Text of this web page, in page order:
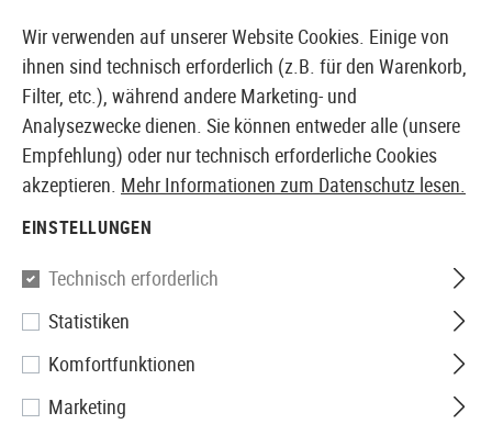
EUROPÄISCHER AIRSOFT SHOP & GROßHÄNDLER
Aim-O
8-32x50E-SF Sniper Rifle
Scope
Wir verwenden auf unserer Website Cookies. Einige von
ihnen sind technisch erforderlich (z.B. für den Warenkorb,
Filter, etc.), während andere Marketing- und
Analysezwecke dienen. Sie können entweder alle (unsere
Empfehlung) oder nur technisch erforderliche Cookies
akzeptieren. Mehr Informationen zum Datenschutz lesen.
EINSTELLUNGEN
Technisch erforderlich
Statistiken
Komfortfunktionen
Marketing